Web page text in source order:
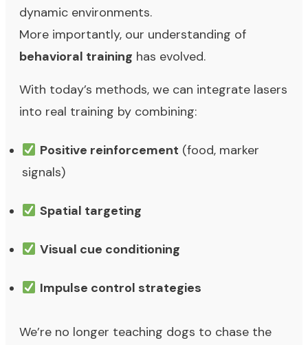
dynamic environments.
More importantly, our understanding of
behavioral training has evolved.
With today’s methods, we can integrate lasers
into real training by combining:
Positive reinforcement (food, marker
signals)
Spatial targeting
Visual cue conditioning
Impulse control strategies
We’re no longer teaching dogs to chase the